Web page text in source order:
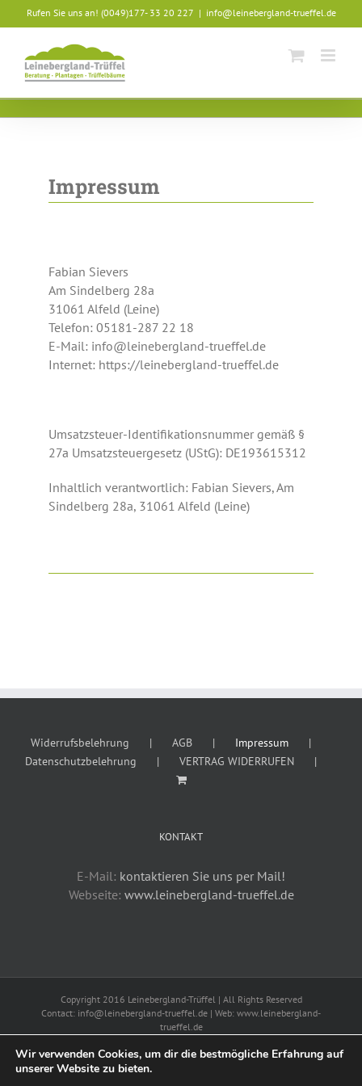
to
Rufen Sie uns an! (0049)177- 33 20 227 | info@leinebergland-trueffel.de
Impressum
Fabian Sievers
Am Sindelberg 28a
31061 Alfeld (Leine)
Telefon: 05181-287 22 18
E-Mail: info@leinebergland-trueffel.de
Internet: https://leinebergland-trueffel.de
Umsatzsteuer-Identifikationsnummer gemäß §
27a Umsatzsteuergesetz (UStG): DE193615312
Inhaltlich verantwortlich: Fabian Sievers, Am
Sindelberg 28a, 31061 Alfeld (Leine)
Widerrufsbelehrung AGB
Impressum
Datenschutzbelehrung
VERTRAG WIDERRUFEN
KONTAKT
E-Mail: kontaktieren Sie uns per Mail!
Webseite: www.leinebergland-trueffel.de
Copyright 2016 Leinebergland-Trüffel | All Rights Reserved
Contact: info@leinebergland-trueffel.de | Web: www.leinebergland-
trueffel.de
Wir verwenden Cookies, um dir die bestmögliche Erfahrung auf
unserer Website zu bieten.